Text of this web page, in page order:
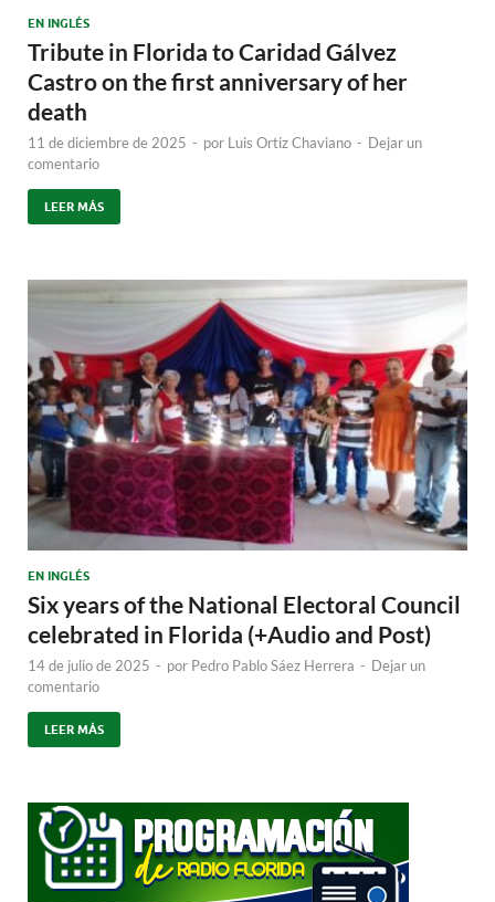
EN INGLÉS
Tribute in Florida to Caridad Gálvez
Castro on the first anniversary of her
death
11 de diciembre de 2025 - por Luis Ortiz Chaviano - Dejar un
comentario
LEER MÁS
EN INGLÉS
Six years of the National Electoral Council
celebrated in Florida (+Audio and Post)
14 de julio de 2025 - por Pedro Pablo Sáez Herrera - Dejar un
comentario
LEER MÁS